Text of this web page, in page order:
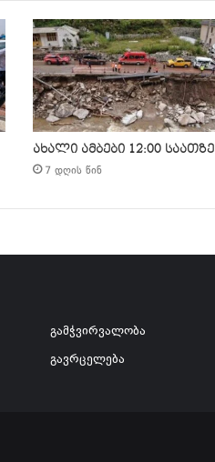
ახალი ამბები 12:00 საათზე
7 დღის წინ
გამჭვირვალობა
გავრცელება